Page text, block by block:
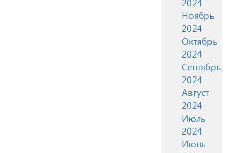
Ноябрь
2024
Октябрь
2024
Сентябрь
2024
Август
2024
Июль
2024
Июнь